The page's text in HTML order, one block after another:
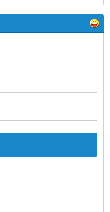
- Giải Pháp Ấp
Câu